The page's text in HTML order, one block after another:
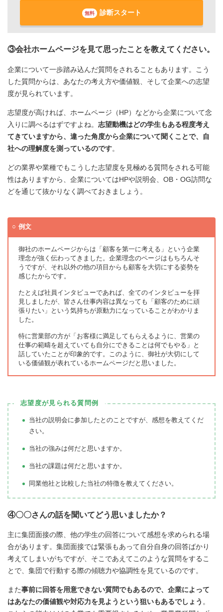
無料 診断スタート
③会社ホームページを見て思ったことを教えてください。
企業について一歩踏み込んだ質問をされることもあります。こう
した質問からは、あなたの考え方や価値観、そして企業への志望
度が見られています。
志望度が高ければ、ホームページ（HP）などから企業について念
入りに調べるはずですよね。 志望動機はどの学生もある程度考え
てきていますから、違った角度から企業について聞くことで、自
社への理解度を測っているのです。
どの業界や業種でもこうした志望度を見極める質問をされる可能
性はありますから、企業についてはHPや説明会、OB・OG訪問な
どを通じて抜かりなく調べておきましょう。
例文
御社のホームページからは「顧客を第一に考える」という企業
理念が強く伝わってきました。企業理念のページはもちろんそ
うですが、それ以外の他の項目からも顧客を大切にする姿勢を
感じたからです。
たとえば社員インタビューであれば、全てのインタビューを拝
見しましたが、皆さん仕事内容は異なっても「顧客のために頑
張りたい」という気持ちが原動力になっていることがわかりま
した。
特に営業部の方が「お客様に満足してもらえるように、営業の
仕事の範疇を超えていても自分にできることは何でもやる」と
話していたことが印象的です。このように、御社が大切にして
いる価値観が表れているホームページだと思いました。
志望度が見られる質問例
当社の説明会に参加したとのことですが、感想を教えてくだ
さい。
当社の強みは何だと思いますか。
当社の課題は何だと思いますか。
同業他社と比較した当社の特徴を教えてください。
④〇〇さんの話を聞いてどう思いましたか？
主に集団面接の際、他の学生の回答について感想を求められる場
合があります。集団面接では緊張もあって自分自身の回答ばかり
考えてしまいがちですが、そこであえてこのような質問をするこ
とで、集団で行動する際の傾聴力や協調性を見ているのです。
また事前に回答を用意できない質問でもあるので、企業によって
はあなたの価値観や対応力を見ようという狙いもあるでしょう 。